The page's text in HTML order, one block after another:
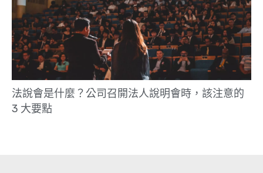
法說會是什麼？公司召開法人說明會時，該注意的
3 大要點